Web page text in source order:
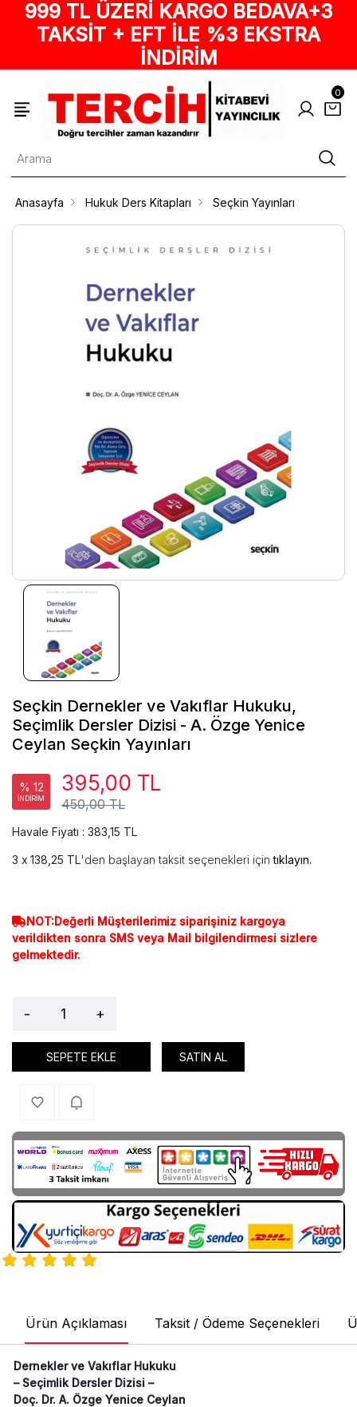
999 TL ÜZERİ KARGO BEDAVA+3
TAKSİT + EFT İLE %3 EKSTRA
İNDİRİM
0
Anasayfa Hukuk Ders Kitapları Seçkin Yayınları
Seçkin Dernekler ve Vakıflar Hukuku,
Seçimlik Dersler Dizisi - A. Özge Yenice
Ceylan Seçkin Yayınları
% 12
İNDİRİM 450,00 TL
395,00 TL
Havale Fiyatı : 383,15 TL
138,25 TL'den başlayan taksit seçenekleri içintıklayın.
NOT:Değerli Müşterilerimiz siparişiniz kargoya
verildikten sonra SMS veya Mail bilgilendirmesi sizlere
gelmektedir.
- +
SEPETE EKLE SATIN AL
Ürün Açıklaması Taksit / Ödeme Seçenekleri
Dernekler ve Vakıflar Hukuku
– Seçimlik Dersler Dizisi –
Doç. Dr. A. Özge Yenice Ceylan